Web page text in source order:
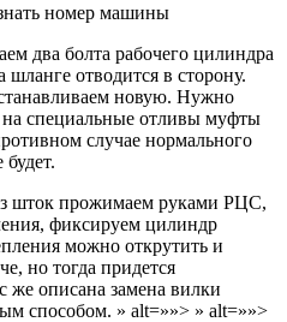
номер машины
два болта рабочего цилиндра
отводится в сторону.
новую. Нужно
на специальные отливы муфты
случае нормального
шток прожимаем руками РЦС,
фиксируем цилиндр
можно открутить и
но тогда придется
же описана замена вилки
способом. » alt=»»> » alt=»»>